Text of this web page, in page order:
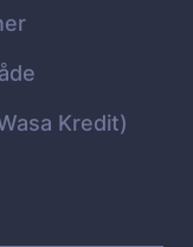
Kredit)